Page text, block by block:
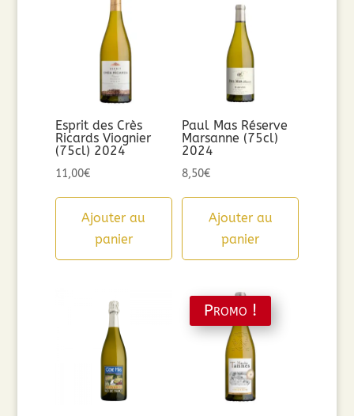
Esprit des Crès
Ricards Viognier
(75cl) 2024
11,00€
Ajouter au
panier
Paul Mas Réserve
Marsanne (75cl)
2024
8,50€
Ajouter au
panier
Promo !